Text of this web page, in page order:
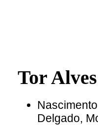
Tor
Delgado,